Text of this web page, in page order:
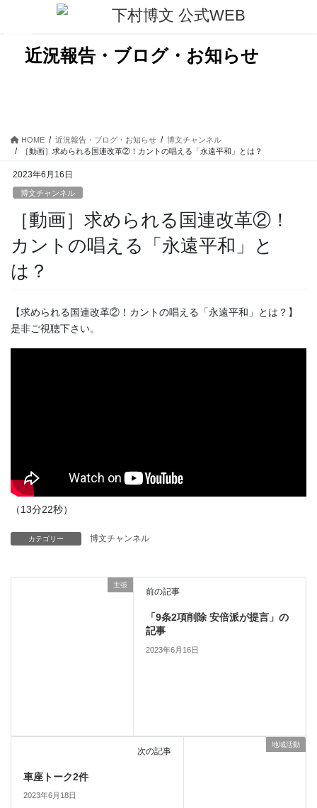
近況報告・ブログ・お知らせ
HOME 近況報告・ブログ・お知らせ
博文チャンネル
［動画］求められる国連改革②！カントの唱える「永遠平和」とは？
2023年6月16日
博文チャンネル
［動画］求められる国連改革②！
カントの唱える「永遠平和」と
は？
【求められる国連改革②！カントの唱える「永遠平和」とは？】
是非ご視聴下さい。
（13分22秒）
カテゴリー 博文チャンネル
主張
前の記事
「9条2項削除 安倍派が提言」の
記事
2023年6月16日
地域活動
次の記事
車座トーク2件
2023年6月18日